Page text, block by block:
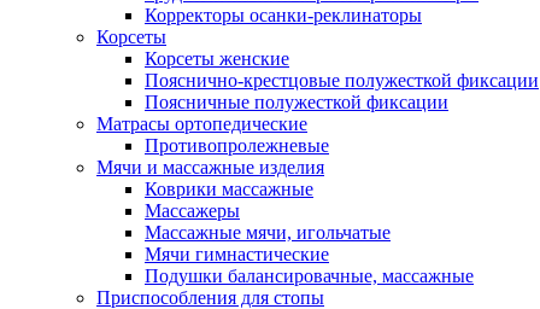
Корректоры осанки-реклинаторы
Корсеты
Корсеты женские
Пояснично-крестцовые полужесткой фиксации
Поясничные полужесткой фиксации
Матрасы ортопедические
Противопролежневые
Мячи и массажные изделия
Коврики массажные
Массажеры
Массажные мячи, игольчатые
Мячи гимнастические
Подушки балансировачные, массажные
Приспособления для стопы